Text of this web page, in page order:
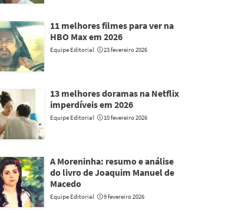
11 melhores filmes para ver na
HBO Max em 2026
Equipe Editorial 23 fevereiro 2026
13 melhores doramas na Netflix
imperdíveis em 2026
Equipe Editorial 10 fevereiro 2026
A Moreninha: resumo e análise
do livro de Joaquim Manuel de
Macedo
Equipe Editorial 9 fevereiro 2026